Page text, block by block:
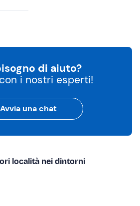
di aiuto?
i nostri esperti!
Avvia una chat
località nei dintorni